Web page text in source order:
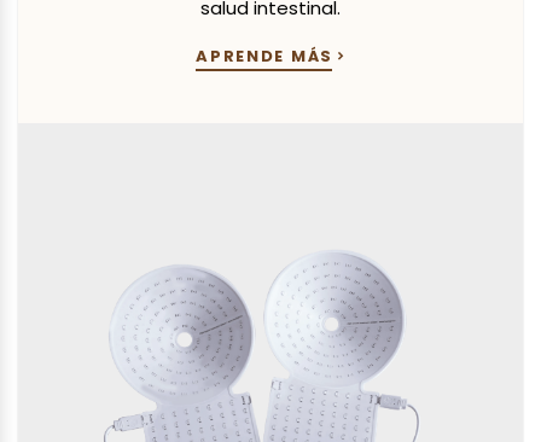
salud intestinal.
APRENDE MÁS